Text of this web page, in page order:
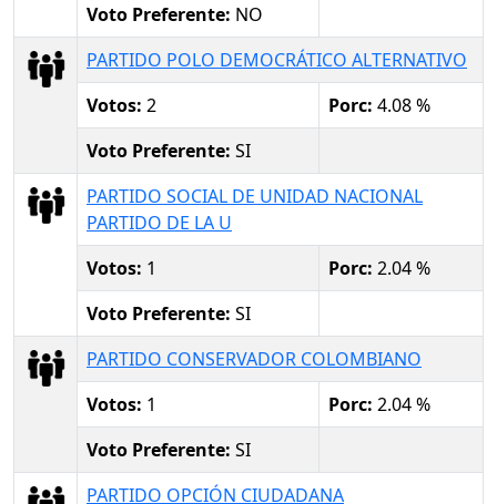
Voto Preferente: NO
PARTIDO POLO DEMOCRÁTICO ALTERNATIVO
Votos: 2 Porc: 4.08 %
Voto Preferente: SI
PARTIDO SOCIAL DE UNIDAD NACIONAL
PARTIDO DE LA U
Votos: 1 Porc: 2.04 %
Voto Preferente: SI
PARTIDO CONSERVADOR COLOMBIANO
Votos: 1 Porc: 2.04 %
Voto Preferente: SI
PARTIDO OPCIÓN CIUDADANA